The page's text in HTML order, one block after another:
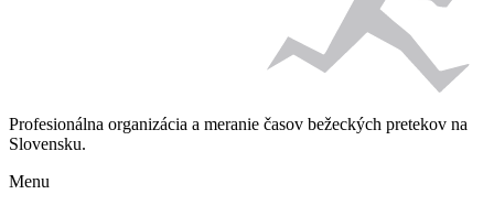
Profesionálna organizácia a meranie časov bežeckých pretekov na
Slovensku.
Menu